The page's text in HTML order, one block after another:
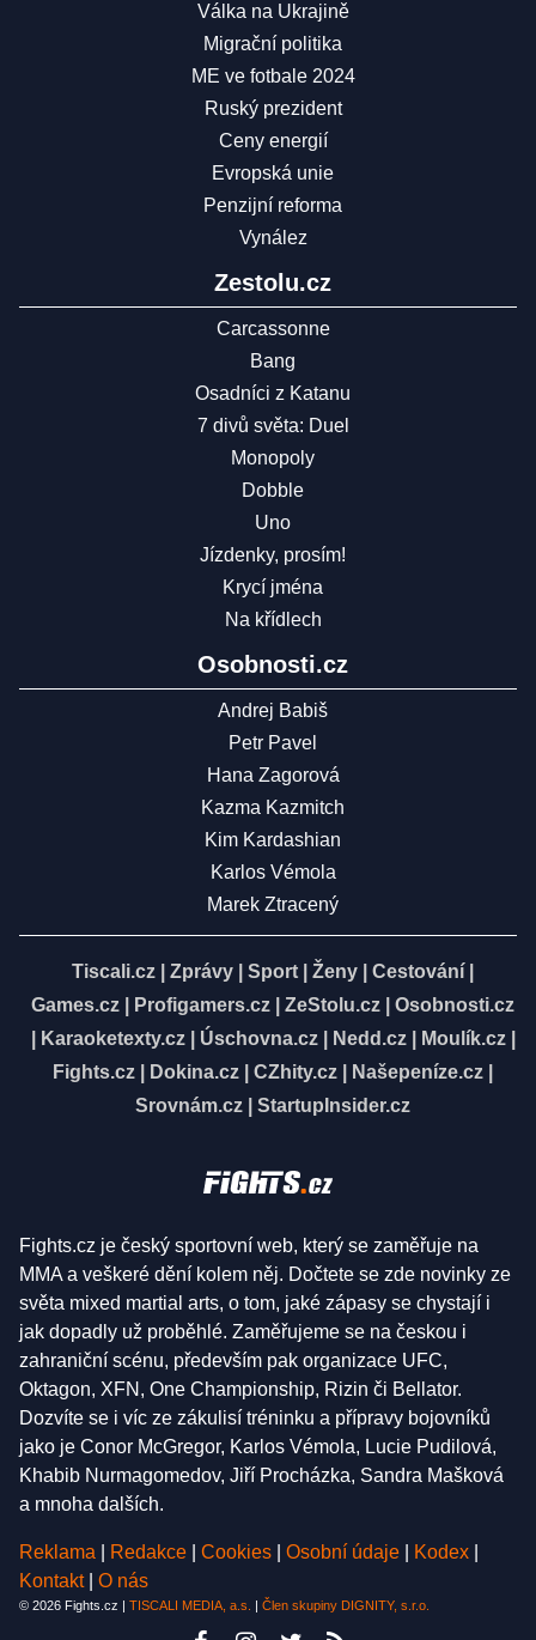
Válka na Ukrajině
Migrační politika
ME ve fotbale 2024
Ruský prezident
Ceny energií
Evropská unie
Penzijní reforma
Vynález
Zestolu.cz
Carcassonne
Bang
Osadníci z Katanu
7 divů světa: Duel
Monopoly
Dobble
Uno
Jízdenky, prosím!
Krycí jména
Na křídlech
Osobnosti.cz
Andrej Babiš
Petr Pavel
Hana Zagorová
Kazma Kazmitch
Kim Kardashian
Karlos Vémola
Marek Ztracený
Tiscali.cz Zprávy Sport Ženy Cestování
Games.cz
Profigamers.cz ZeStolu.cz
Osobnosti.cz
Karaoketexty.cz| Úschovna.cz| Nedd.cz| Moulík.cz|
Fights.cz
Dokina.cz CZhity.cz Našepeníze.cz
Srovnám.cz
StartupInsider.cz
Fights.cz je český sportovní web, který se zaměřuje na
MMA a veškeré dění kolem něj. Dočtete se zde novinky ze
světa mixed martial arts, o tom, jaké zápasy se chystají i
jak dopadly už proběhlé. Zaměřujeme se na českou i
zahraniční scénu, především pak organizace UFC,
Oktagon, XFN, One Championship, Rizin či Bellator.
Dozvíte se i víc ze zákulisí tréninku a přípravy bojovníků
jako je Conor McGregor, Karlos Vémola, Lucie Pudilová,
Khabib Nurmagomedov, Jiří Procházka, Sandra Mašková
a mnoha dalších.
Reklama Redakce Cookies Osobní údaje Kodex
Kontakt
O nás
© 2026 Fights.cz | TISCALI MEDIA, a.s. | Člen skupiny DIGNITY, s.r.o.